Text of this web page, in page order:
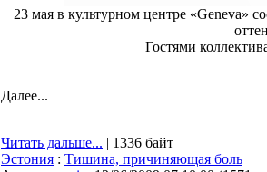
23 мая в культурном центре «Geneva»
Гостями
Далее...
Читать дальше... | 1336 байт
Эстония : Тишина, причиняющая боль